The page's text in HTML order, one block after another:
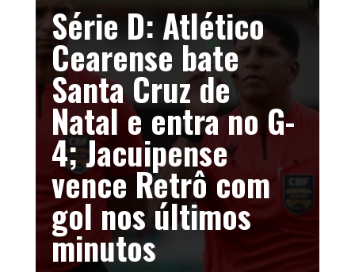
Série D: Atlético
Cearense bate
Santa Cruz de
Natal e entra no G-
4; Jacuipense
vence Retrô com
gol nos últimos
minutos